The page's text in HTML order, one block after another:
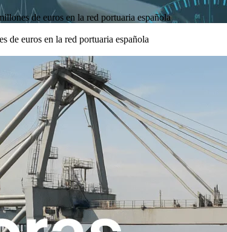
de euros en la red portuaria española
de euros en la red portuaria española